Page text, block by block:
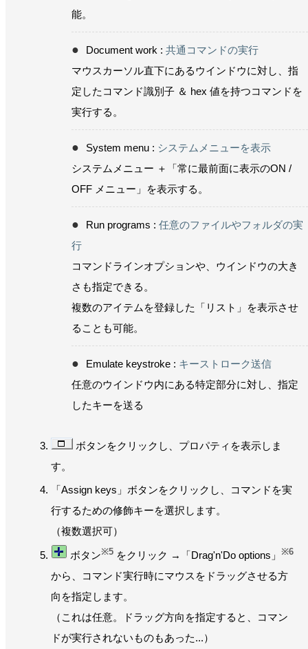
能。
Document work : 共通コマンドの実行
マウスカーソル直下にあるウインドウに対し、指
定したコマンド識別子 ＆ hex 値を持つコマンドを
実行する。
System menu : システムメニューを表示
システムメニュー ＋「常に最前面に表示のON /
OFF メニュー」を表示する。
Run programs : 任意のファイルやフォルダの実
行
コマンドラインオプションや、ウインドウの大き
さも指定できる。
複数のアイテムを登録した「リスト」を表示させ
ることも可能。
Emulate keystroke : キーストローク送信
任意のウインドウ内にある特定部分に対し、指定
したキーを送る
ボタンをクリックし、プロパティを表示しま
す。
「Assign keys」ボタンをクリックし、コマンドを実
行するための修飾キーを選択します。
（複数選択可）
ボタン※5 をクリック →「Drag'n'Do options」 ※6
から、コマンド実行時にマウスをドラッグさせる方
向を指定します。
（これは任意。ドラッグ方向を指定すると、コマン
ドが実行されないものもあった...）